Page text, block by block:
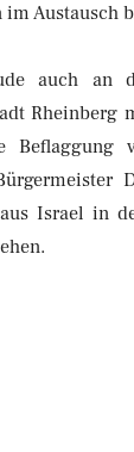
Austausch
auch an
Rheinberg
Beflaggung
Israel in